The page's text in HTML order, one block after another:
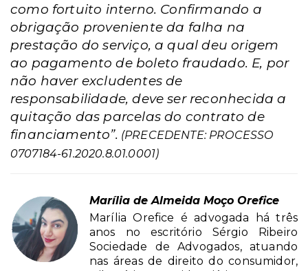
como fortuito interno. Confirmando a
obrigação proveniente da falha na
prestação do serviço, a qual deu origem
ao pagamento de boleto fraudado. E, por
não haver excludentes de
responsabilidade, deve ser reconhecida a
quitação das parcelas do contrato de
financiamento”. (PRECEDENTE: PROCESSO
0707184-61.2020.8.01.0001)
Marília de Almeida Moço Orefice
Marília Orefice é advogada há três
anos no escritório Sérgio Ribeiro
Sociedade de Advogados, atuando
nas áreas de direito do consumidor,